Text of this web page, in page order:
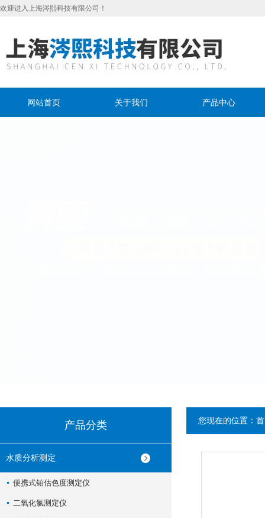
欢迎进入上海涔熙科技有限公司！
网站首页 关于我们 产品中心
产品分类
水质分析测定
便携式铂估色度测定仪
二氧化氯测定仪
您现在的位置：